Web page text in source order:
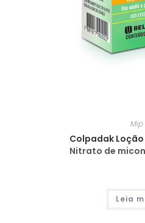
Mip
Colpadak
Nitrato de
Leia